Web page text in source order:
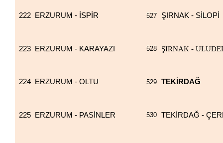
222 ERZURUM - İSPİR 527 ŞIRNAK - SİLOPİ
223 ERZURUM - KARAYAZI 528 ŞIRNAK -
224 ERZURUM - OLTU 529 TEKİRDAĞ
225 ERZURUM - PASİNLER 530 TEKİRDAĞ -